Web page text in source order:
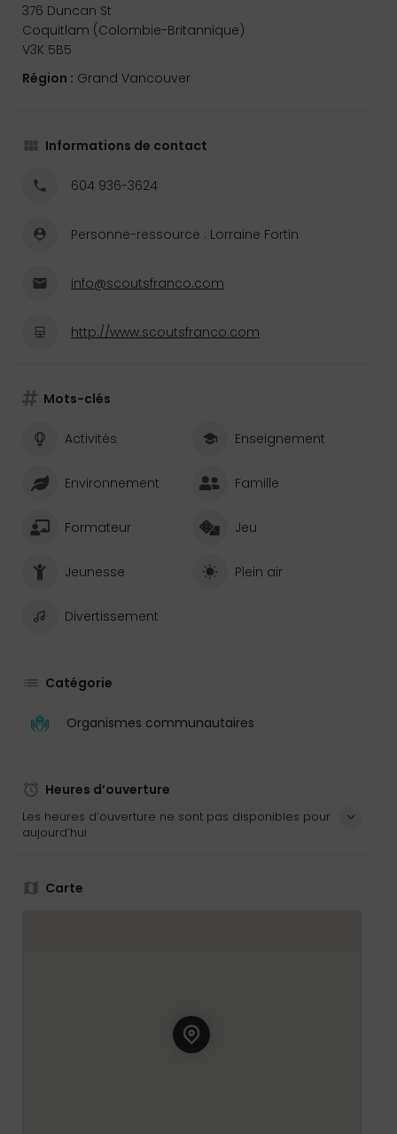
376 Duncan St
Coquitlam (Colombie-Britannique)
V3K 5B5
Région : Grand Vancouver
Informations de contact
604 936-3624
Personne-ressource : Lorraine Fortin
info@scoutsfranco.com
http://www.scoutsfranco.com
Mots-clés
Activités Enseignement
Environnement Famille
Formateur Jeu
Jeunesse Plein air
Divertissement
Catégorie
Organismes communautaires
Heures d’ouverture
Les heures d’ouverture ne sont pas disponibles pour
aujourd’hui
Carte